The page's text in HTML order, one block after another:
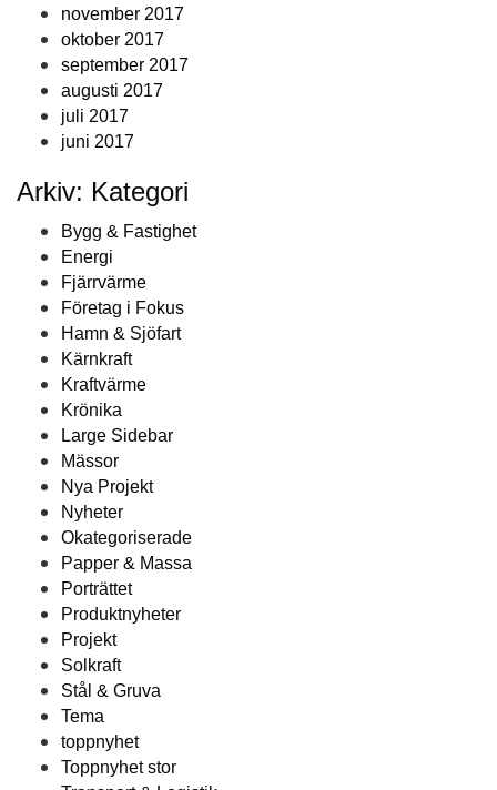
november 2017
oktober 2017
september 2017
augusti 2017
juli 2017
juni 2017
Arkiv: Kategori
Bygg & Fastighet
Energi
Fjärrvärme
Företag i Fokus
Hamn & Sjöfart
Kärnkraft
Kraftvärme
Krönika
Large Sidebar
Mässor
Nya Projekt
Nyheter
Okategoriserade
Papper & Massa
Porträttet
Produktnyheter
Projekt
Solkraft
Stål & Gruva
Tema
toppnyhet
Toppnyhet stor